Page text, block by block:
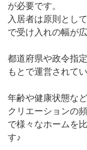
が必要です。
入居者は原則とし
で受け入れの幅が広
都道府県や政令指
もとで運営されてい
年齢や健康状態な
クリエーションの
で様々なホームを
す♪